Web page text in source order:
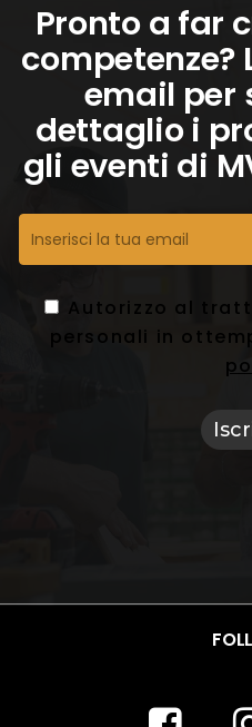
Pronto a far
competenze?
email per
dettaglio i
gli eventi di
Autorizzo al
personali in